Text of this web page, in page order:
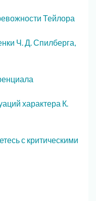
Тейлора
Ч. Д. Спилберга,
характера К.
с критическими